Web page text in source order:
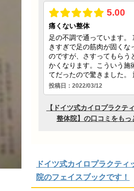
ドイツ式カイロプラクティ
院のフェイスブックです！